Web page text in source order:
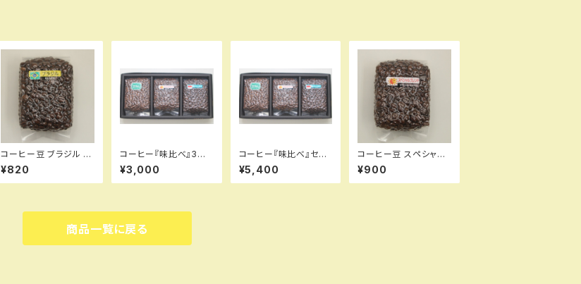
コーヒー豆 ブラジル 2
00g
¥820
コーヒー『味比べ』3点
セット
¥3,000
コーヒー『味比べ』セット
全種
¥5,400
コーヒー豆 スペシャル
ミックス 200g
¥900
商品一覧に戻る